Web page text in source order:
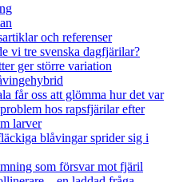
och referenser
vi tre svenska dagfjärilar?
ger större variation
får oss att glömma hur det var
hos rapsfjärilar efter
larver
blåvingar sprider sig i
som försvar mot fjäril